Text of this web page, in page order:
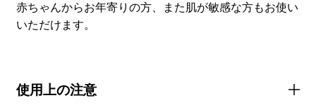
赤ちゃんからお年寄りの方、また肌が敏感な方もお使い
いただけます。
使用上の注意